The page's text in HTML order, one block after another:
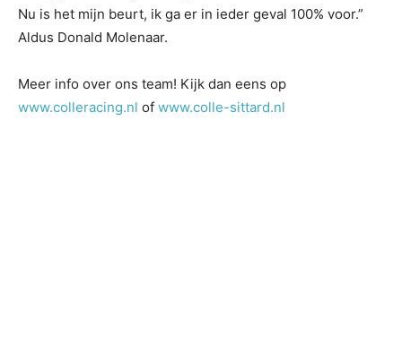
Nu is het mijn beurt, ik ga er in ieder geval 100% voor.”
Aldus Donald Molenaar.
Meer info over ons team! Kijk dan eens op
www.colleracing.nl of www.colle-sittard.nl